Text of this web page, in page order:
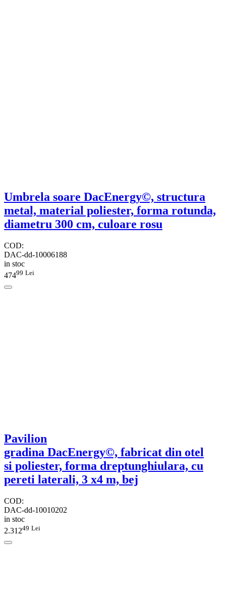
Umbrela soare DacEnergy©, structura
metal, material poliester, forma rotunda,
diametru 300 cm, culoare rosu
COD:
DAC-dd-10006188
in stoc
47499 Lei
Pavilion
gradina DacEnergy©, fabricat din otel
si poliester, forma dreptunghiulara, cu
pereti laterali, 3 x4 m, bej
COD:
DAC-dd-10010202
in stoc
2.31249 Lei